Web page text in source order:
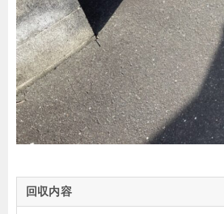
回収内容